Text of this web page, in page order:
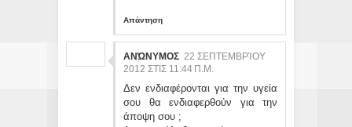
Απάντηση
ΑΝΏΝΥΜΟΣ 22 ΣΕΠΤΕΜΒΡΊΟΥ
2012 ΣΤΙΣ 11:44 Π.Μ.
Δεν ενδιαφέρονται για την υγεία
σου θα ενδιαφερθούν για την
άποψη σου ;